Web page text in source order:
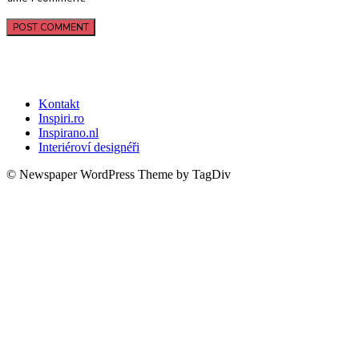
Kontakt
Inspiri.ro
Inspirano.nl
Interiéroví designéři
© Newspaper WordPress Theme by TagDiv